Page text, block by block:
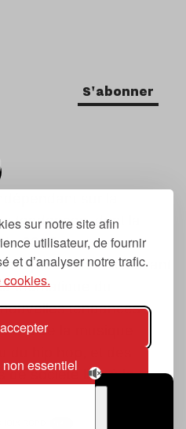
sur notre site afin
utilisateur, de fournir
et d’analyser notre trafic.
essentiel
S'abonner
sur la
tendances, dont la
2007.
« prochain », « suivant
thématique du
tendances
de la musique
du hip hop, et des
de société liés à la